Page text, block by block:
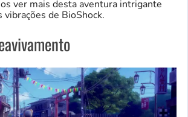
ver mais desta aventura intrigante
de BioShock.